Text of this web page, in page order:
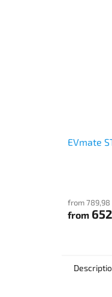
EVmate
from 789,98
from